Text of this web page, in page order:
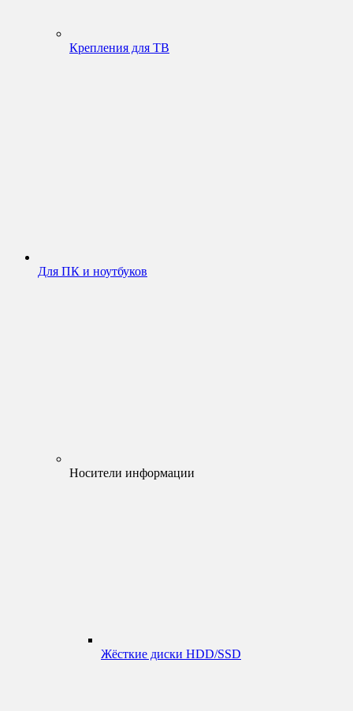
Крепления для ТВ
Для ПК и ноутбуков
Носители информации
Жёсткие диски HDD/SSD